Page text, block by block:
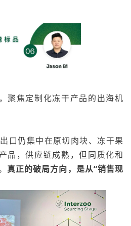
聚焦定制化冻干产品的出海机
口仍集中在原切肉块、 冻干果
品，供应链成熟，但同质化和
真正的破局方向，是从“销售现